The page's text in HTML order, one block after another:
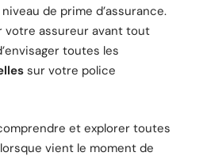
de prime d’assurance.
votre assureur avant tout
toutes les
sur votre police
et explorer toutes
vient le moment de